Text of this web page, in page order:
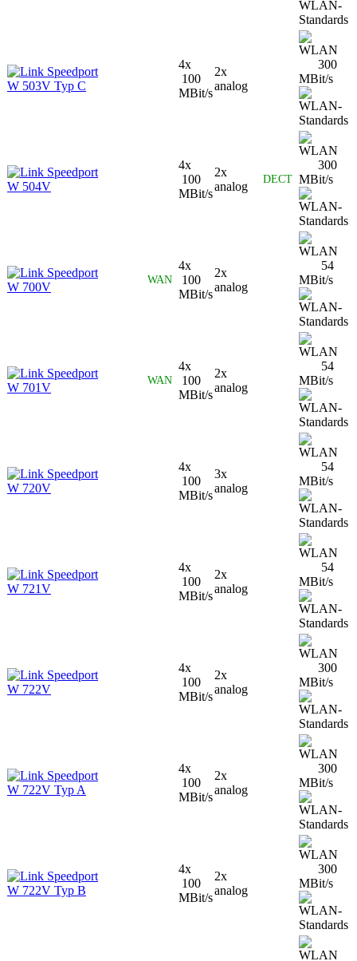
Speedport
W 503V Typ C
4x
100
MBit/s
2x
analog
300
MBit/s
Speedport
W 504V
4x
100
MBit/s
2x
analog
DECT
300
MBit/s
Speedport
W 700V
WAN
4x
100
MBit/s
2x
analog
54
MBit/s
Speedport
W 701V
WAN
4x
100
MBit/s
2x
analog
54
MBit/s
Speedport
W 720V
4x
100
MBit/s
3x
analog
54
MBit/s
Speedport
W 721V
4x
100
MBit/s
2x
analog
54
MBit/s
Speedport
W 722V
4x
100
MBit/s
2x
analog
300
MBit/s
Speedport
W 722V Typ A
4x
100
MBit/s
2x
analog
300
MBit/s
Speedport
W 722V Typ B
4x
100
MBit/s
2x
analog
300
MBit/s